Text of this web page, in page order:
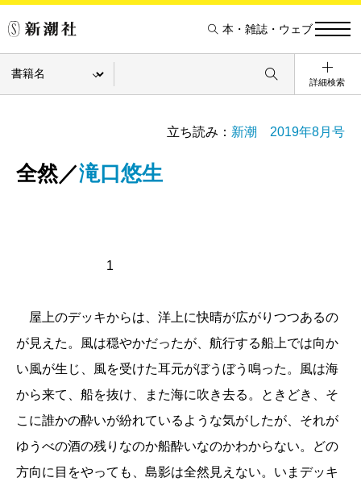
本・雑誌・ウェブ
詳細検索
立ち読み： 新潮 2019年8月号
全然／滝口悠生
1
屋上のデッキからは、洋上に快晴が広がりつつあるの
が見えた。風は穏やかだったが、航行する船上では向か
い風が生じ、風を受けた耳元がぼうぼう鳴った。風は海
から来て、船を抜け、また海に吹き去る。ときどき、そ
こに誰かの酔いが紛れているような気がしたが、それが
ゆうべの酒の残りなのか船酔いなのかわからない。どの
方向に目をやっても、島影は全然見えない。いまデッキ